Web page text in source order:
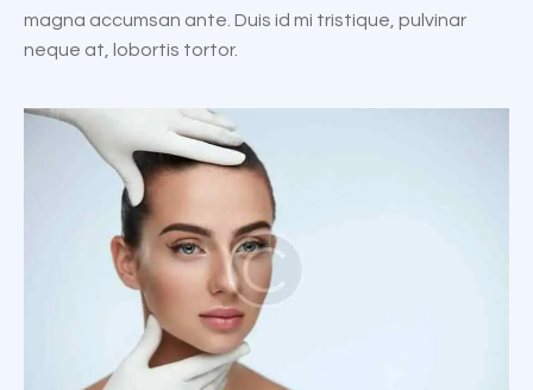
magna accumsan ante. Duis id mi tristique, pulvinar
neque at, lobortis tortor.